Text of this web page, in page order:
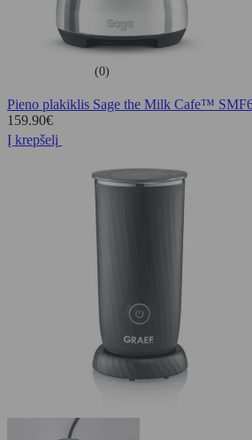
(0)
Pieno plakiklis Sage the Milk Cafe™
159.90€
Į krepšelį